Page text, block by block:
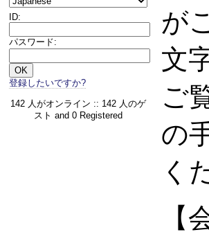
ID:
パスワード:
登録したいですか?
142 人がオンライン :: 142 人のゲ
スト and 0 Registered
が
文
ご
の
く
【